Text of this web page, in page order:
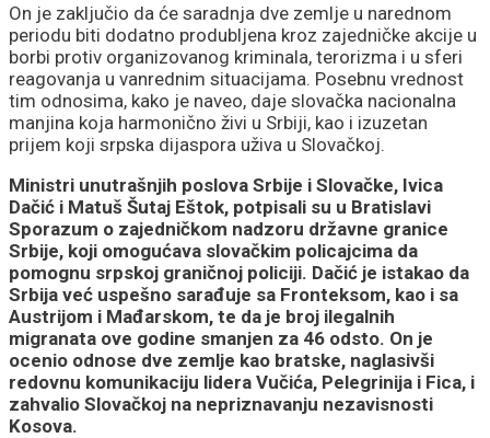
On je zaključio da će saradnja dve zemlje u narednom
periodu biti dodatno produbljena kroz zajedničke akcije u
borbi protiv organizovanog kriminala, terorizma i u sferi
reagovanja u vanrednim situacijama. Posebnu vrednost
tim odnosima, kako je naveo, daje slovačka nacionalna
manjina koja harmonično živi u Srbiji, kao i izuzetan
prijem koji srpska dijaspora uživa u Slovačkoj.
Ministri unutrašnjih poslova Srbije i Slovačke, Ivica
Dačić i Matuš Šutaj Eštok, potpisali su u Bratislavi
Sporazum o zajedničkom nadzoru državne granice
Srbije, koji omogućava slovačkim policajcima da
pomognu srpskoj graničnoj policiji. Dačić je istakao da
Srbija već uspešno sarađuje sa Fronteksom, kao i sa
Austrijom i Mađarskom, te da je broj ilegalnih
migranata ove godine smanjen za 46 odsto. On je
ocenio odnose dve zemlje kao bratske, naglasivši
redovnu komunikaciju lidera Vučića, Pelegrinija i Fica, i
zahvalio Slovačkoj na nepriznavanju nezavisnosti
Kosova.